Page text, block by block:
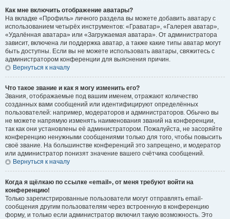
Как мне включить отображение аватары?
На вкладке «Профиль» личного раздела вы можете добавить аватару с
использованием четырёх инструментов: «Граватар», «Галерея аватар»,
«Удалённая аватара» или «Загружаемая аватара». От администратора
зависит, включена ли поддержка аватар, а также какие типы аватар могут
быть доступны. Если вы не можете использовать аватары, свяжитесь с
администратором конференции для выяснения причин.
Вернуться к началу
Что такое звание и как я могу изменить его?
Звания, отображаемые под вашим именем, отражают количество
созданных вами сообщений или идентифицируют определённых
пользователей: например, модераторов и администраторов. Обычно вы
не можете напрямую изменять наименования званий на конференции,
так как они установлены её администратором. Пожалуйста, не засоряйте
конференцию ненужными сообщениями только для того, чтобы повысить
своё звание. На большинстве конференций это запрещено, и модератор
или администратор понизят значение вашего счётчика сообщений.
Вернуться к началу
Когда я щёлкаю по ссылке «email», от меня требуют войти на
конференцию!
Только зарегистрированные пользователи могут отправлять email-
сообщения другим пользователям через встроенную в конференцию
форму, и только если администратор включил такую возможность. Это